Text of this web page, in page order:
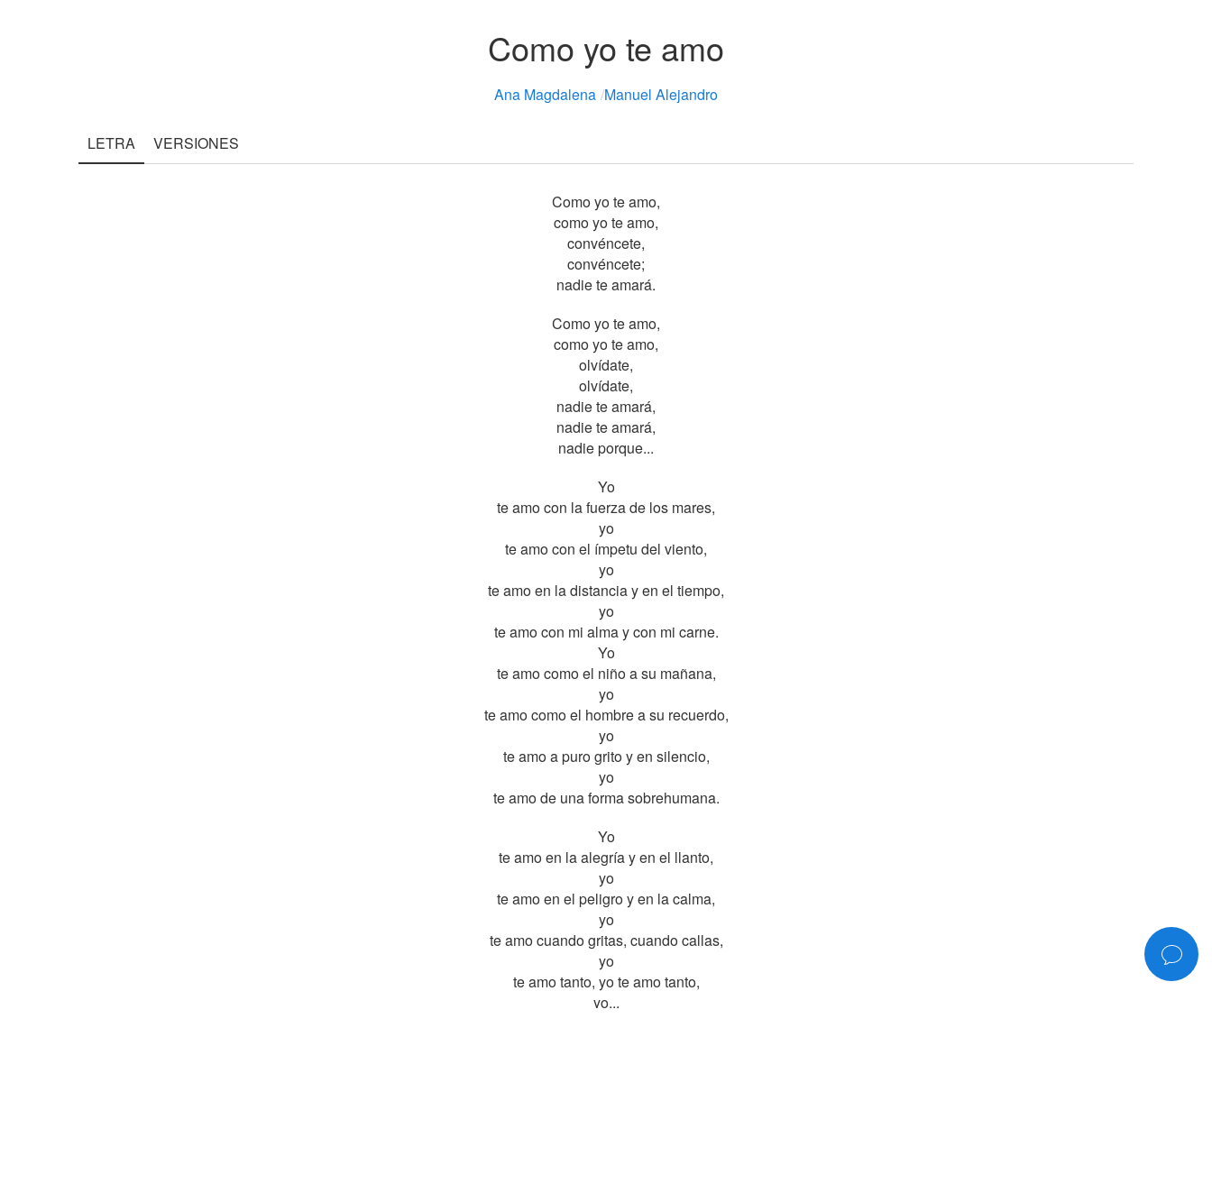
Como yo te amo
Ana Magdalena /Manuel Alejandro
LETRA VERSIONES
Como yo te amo,
como yo te amo,
convéncete,
convéncete;
nadie te amará.
Como yo te amo,
como yo te amo,
olvídate,
olvídate,
nadie te amará,
nadie te amará,
nadie porque...
Yo
te amo con la fuerza de los mares,
yo
te amo con el ímpetu del viento,
yo
te amo en la distancia y en el tiempo,
yo
te amo con mi alma y con mi carne.
Yo
te amo como el niño a su mañana,
yo
te amo como el hombre a su recuerdo,
yo
te amo a puro grito y en silencio,
yo
te amo de una forma sobrehumana.
Yo
te amo en la alegría y en el llanto,
yo
te amo en el peligro y en la calma,
yo
te amo cuando gritas, cuando callas,
yo
te amo tanto, yo te amo tanto,
yo...